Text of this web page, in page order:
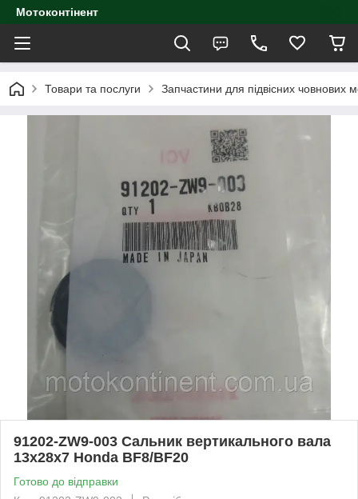
Мотоконтінент
Товари та послуги Запчастини для підвісних човнових
91202-ZW9-003 Сальник вертикального вала
13x28x7 Honda BF8/BF20
Готово до відправки